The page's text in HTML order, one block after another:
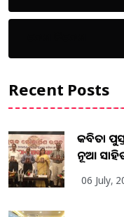
Recent Posts
କବିତା
ନୂଆ
06 July,